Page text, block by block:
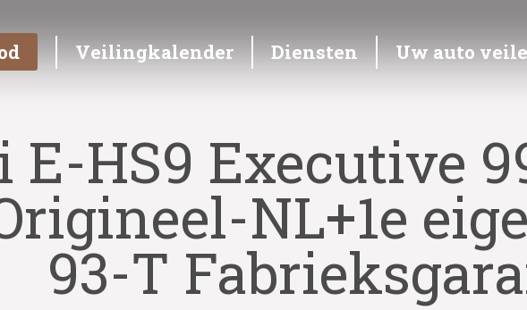
Veilingkalender Diensten Uw auto
E-HS9 Executive
NL+1e
93-T